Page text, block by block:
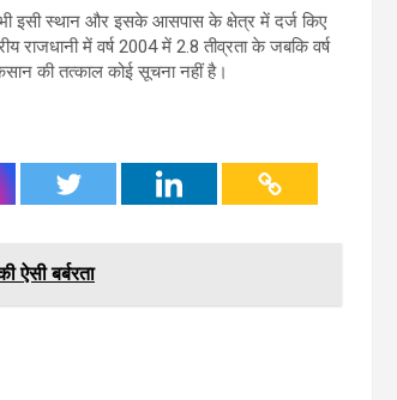
इसी स्थान और इसके आसपास के क्षेत्र में दर्ज किए
राजधानी में वर्ष 2004 में 2.8 तीव्रता के जबकि वर्ष
की तत्काल कोई सूचना नहीं है।
ऐसी बर्बरता